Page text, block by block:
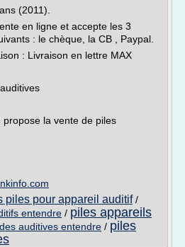
(2011).
en ligne et accepte les 3
: le chèque, la CB , Paypal.
: Livraison en lettre MAX
la vente de piles
piles pour appareil auditif/
entendre / piles appareils
auditives entendre / piles